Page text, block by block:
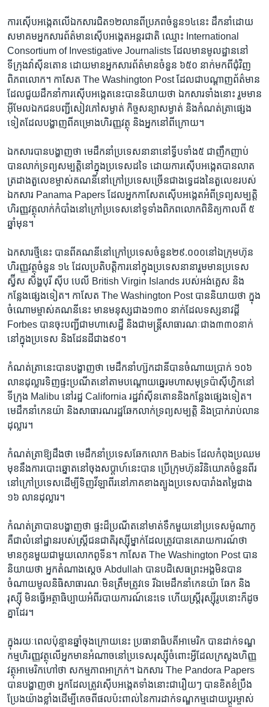
ការ​ស៊ើប​អង្កេត​លើ​ឯកសារ​ជិត​១២​លាន​ពីប្រភព​ចំនួន​១៤​នេះ​ ដឹកនាំ​ដោយ​
សមាគមអ្នក​សារ​ព័ត៌មាន​ស៊ើប​អង្កេត​អន្តរជាតិ​ ឈ្មោះ ​International
Consortium of Investigative Journalists ​ដែល​មាន​មូលដ្ឋាន​នៅ​
ទីក្រុង​វ៉ាស៊ីនតោន​ ដោយ​មាន​អ្នក​សារ​ព័ត៌មាន​ចំនួន ​៦៥០​ នាក់​មក​ពី​ជុំវិញ​
ពិភពលោក។ ​កាសែត​ The Washington Post​ ដែល​ជា​បណ្តាញ​ព័ត៌មាន​
ដែល​ជួយ​ដឹកនាំ​ការ​ស៊ើប​អង្កេត​នេះ​បាន​និយាយ​ថា ​ឯកសារ​ទាំងនោះ ​រួមមាន​
អ៊ីមែល​ឯកជន​បញ្ជី​សៀវភៅ​សម្ងាត់​ កិច្ច​សន្យា​សម្ងាត់​ និង​កំណត់​ត្រា​ផ្សេង​
ទៀត​ដែល​បង្ហាញពី​គម្រោង​ហិរញ្ញវត្ថុ​ និង​អ្នក​នៅ​ពីក្រោយ។​
ឯកសារ​បាន​បង្ហាញ​ថា ​មេដឹកនាំ​ប្រទេស​នានា​នៅ​ទ្វីប​ទាំង​៥​ ជាញឹកញាប់​
បាន​លាក់​ទ្រព្យ​សម្បត្តិ​នៅ​ក្នុង​ប្រទេស​ដទៃ​ ដោយ​ការ​ស៊ើប​អង្កេត​បាន​លាត
ត្រដាង​តួលេខ​ម្ចាស់​គណនី​នៅ​ក្រៅប្រទេស​ច្រើន​ជាង​ទ្វេដង​នៃ​តួលេខ​របស់​
ឯកសារ​ Panama Papers ​ដែល​អ្នក​កាសែត​ស៊ើប​អង្កេត​អំពី​ទ្រព្យ​សម្បត្តិ​
ហិរញ្ញ​វត្ថុ​លាក់​កំបាំង​នៅ​ក្រៅប្រទេស​នៅ​ទូទាំង​ពិភពលោក​ពិនិត្យ​កាលពី​ ៥​
ឆ្នាំ​មុន។​
ឯកសារ​ថ្មី​នេះ​ បាន​ពី​គណនី​នៅ​ក្រៅ​ប្រទេស​ចំនួន​២៩.០០០​នៅ​ឯ​ក្រុមហ៊ុន​
ហិរញ្ញ​វត្ថុ​ចំនួន​ ១៤​ ដែល​ប្រតិបត្តិការ​នៅក្នុង​ប្រទេស​នានា​រួមមាន​ប្រទេស​
ស្វ៊ីស​ សិង្ហបុរី​ ស៊ីប ​បេលី​ British Virgin Islands​ របស់​អង់គ្លេស​ និង​
កន្លែង​ផ្សេង​ទៀត។ ​កាសែត​ The Washington Post ​បាន​និយាយ​ថា​ ក្នុង​
ចំណោម​ម្ចាស់​គណនី​នេះ​ មាន​មនុស្ស​ជាង​១៣០​ នាក់​ដែល​ទស្សនាវដ្តី ​
Forbes ​បាន​ចុះ​បញ្ជី​ជា​មហា​សេដ្ឋី​ និង​ជា​មន្ត្រី​សាធារណៈ​ជាង​៣៣០​នាក់​
នៅ​ក្នុង​ប្រទេស​ និង​ដែនដី​ជាង​៩០។
កំណត់ត្រា​នេះ​បាន​បង្ហាញ​ថា មេដឹក​នាំ​ហ្ស៊កដានី​បាន​ចំណាយ​ប្រាក់ ​១០៦ ​
លាន​ដុល្លារ​ទិញ​ផ្ទះ​ប្រណីត​នៅតាម​បណ្តោយ​ឆ្នេរ​មហា​សមុទ្រ​ប៉ាស៊ីហ្វិក​នៅ​
ទីក្រុង ​Malibu ​នៅ​រដ្ឋ​ California ​រដ្ឋ​វ៉ាស៊ីនតោននិង​កន្លែង​ផ្សេង​ទៀត។​
មេ​ដឹកនាំ​កេនយ៉ា​ និង​សាធារណរដ្ឋ​ឆែកលាក់​ទ្រព្យ​សម្បត្តិ​ និង​ប្រាក់​រាប់លាន​
ដុល្លារ។​
កំណត់​ត្រា​ឱ្យ​ដឹងថា​ ​មេ​ដឹកនាំ​ប្រទេស​ឆែក​លោក​ Babis ​ដែល​កំពុង​ប្រឈម
មុខ​នឹង​ការ​បោះឆ្នោត​នៅចុង​សប្តាហ៍​នេះ​បាន​ ប្រើ​ក្រុមហ៊ុន​វិនិយោគ​ចំនួន​ពីរ​
នៅ​ក្រៅ​ប្រទេស​ដើម្បី​ទិញ​វីឡា​ពីរ​នៅ​ភាគ​ខាងត្បូង​ប្រទេស​បារាំង​តម្លៃ​ជាង ​
១៦ ​លាន​ដុល្លារ។​
កំណត់ត្រា​បាន​បង្ហាញ​ថា​ ផ្ទះដ៏​ប្រណីត​នៅ​មាត់ទឹក​មួយ​នៅ​ប្រទេស​ម៉ូណាកូ​
គឺជា​លំនៅដ្ឋាន​របស់​ស្ត្រី​ជនជាតិ​រុស្ស៊ីម្នាក់​ដែល​ត្រូវ​បាន​គេ​រាយ​ការណ៍​ថា​
មាន​កូន​មួយ​ជាមួយ​លោក​ពូទីន។​ កាសែត​ The Washington Post បាន​
និយាយ​ថា​ អ្នក​តំណាង​ស្តេច​ Abdullah ​បាន​បដិសេធ​ព្រះអង្គមិន​បាន​
ចំណាយ​មូលនិធិ​សាធារណៈ​មិន​ត្រឹមត្រូវ​ទេ​ ​រីឯមេដឹកនាំ​កេនយ៉ា​ ឆែក​ និង ​
រុស្ស៊ី​ មិន​ធ្វើ​អត្ថាធិប្បាយ​អំពី​របាយ​ការណ៍​នេះ​ទេ​ ហើយ​ស្ត្រី​រុស្ស៊ី​រូប​នោះ​ក៏​ដូច
គ្នា​ដែរ។​
ក្នុង​រយៈពេល​ប៉ុន្មាន​ឆ្នាំចុង​ក្រោយ​នេះ​ ប្រធានាធិបតី​អាមេរិក​ បាន​ដាក់​ទណ្ឌ
កម្ម​ហិរញ្ញ​វត្ថុ​លើ​អ្នកមាន​អំណាច​នៅ​ប្រទេស​រុស្ស៊ី​ចំពោះអ្វី​ដែល​ក្រសួង​ហិញ្ញ
វត្ថុ​អាមេរិក​ហៅ​ថា ​សកម្មភាព​អាក្រក់។​ ឯកសារ ​The Pandora Papers​
បាន​បង្ហាញ​ថា​ អ្នក​ដែល​ត្រូវ​ស៊ើប​អង្កេត​ទាំងនោះ​ជារឿយៗ​ បាន​ខិតខំ​ប្រឹង
ប្រែង​យ៉ាង​ខ្លាំង​ដើម្បី​គេច​ពីផល​ប៉ះពាល់​នៃ​ការ​ដាក់​ទណ្ឌកម្ម​ដោយប្តូរ​ម្ចាស់​